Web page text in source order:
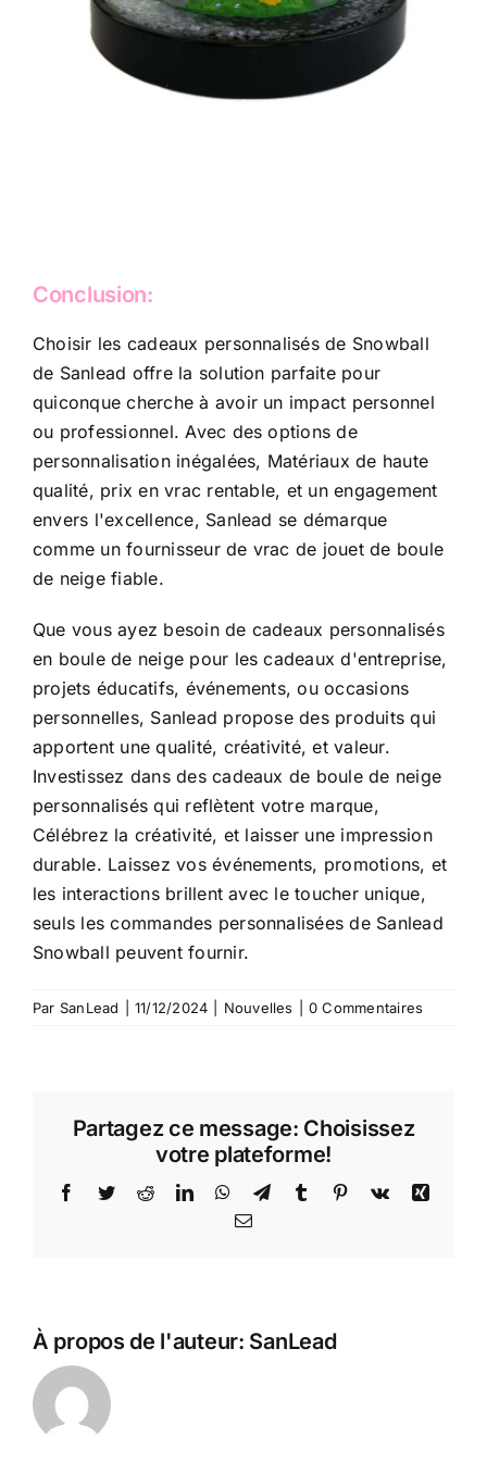
Conclusion:
Choisir les cadeaux personnalisés de Snowball
de Sanlead offre la solution parfaite pour
quiconque cherche à avoir un impact personnel
ou professionnel. Avec des options de
personnalisation inégalées, Matériaux de haute
qualité, prix en vrac rentable, et un engagement
envers l'excellence, Sanlead se démarque
comme un fournisseur de vrac de jouet de boule
de neige fiable.
Que vous ayez besoin de cadeaux personnalisés
en boule de neige pour les cadeaux d'entreprise,
projets éducatifs, événements, ou occasions
personnelles, Sanlead propose des produits qui
apportent une qualité, créativité, et valeur.
Investissez dans des cadeaux de boule de neige
personnalisés qui reflètent votre marque,
Célébrez la créativité, et laisser une impression
durable. Laissez vos événements, promotions, et
les interactions brillent avec le toucher unique,
seuls les commandes personnalisées de Sanlead
Snowball peuvent fournir.
Par SanLead 11/12/2024 Nouvelles 0 Commentaires
Partagez ce message: Choisissez
votre plateforme!
FacebookGazouillement
RedditLinkedInWhatsApp
Télégramme
Tumblr Pinterest
Vk
Rampe
E-
À propos de l'auteur: SanLead